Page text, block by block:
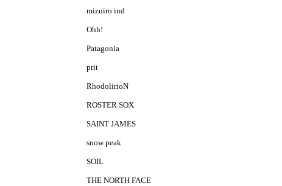
mizuiro ind
Ohh!
Patagonia
prit
RhodolirioN
ROSTER SOX
SAINT JAMES
snow peak
SOIL
THE NORTH FACE